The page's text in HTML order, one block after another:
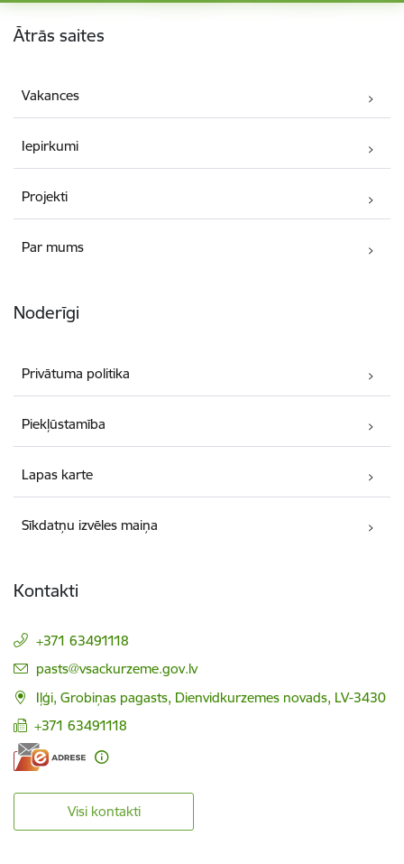
Kājene
Ātrās saites
Vakances
Iepirkumi
Projekti
Par mums
Noderīgi
Privātuma politika
Piekļūstamība
Lapas karte
Sīkdatņu izvēles maiņa
Kontakti
+371 63491118
E-pasts:
pasts@vsackurzeme.gov.lv
Iļģi, Grobiņas pagasts, Dienvidkurzemes novads, LV-3430
+371 63491118
Visi kontakti